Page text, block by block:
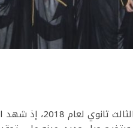
احتفلت إدارة